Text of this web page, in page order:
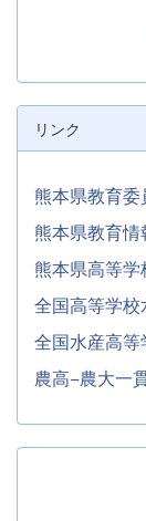
リンク
熊本県教育委
熊本県教育情
熊本県高等
全国高等学
全国水産高
農高−農大一